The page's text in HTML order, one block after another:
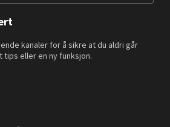
kanaler for å sikre at du aldri går
eller en ny funksjon.